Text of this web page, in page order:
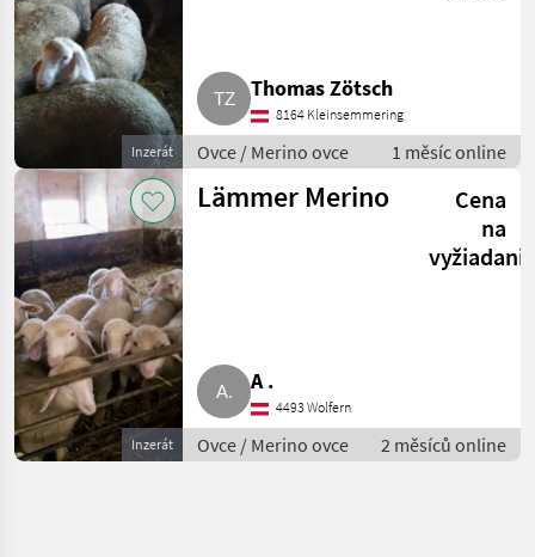
Inzerát
Thomas Zötsch
8164 Kleinsemmering
Ovce / Merino ovce 1 měsíc online
Inzerát
Lämmer Merino
Cena
na
A .
4493 Wolfern
Ovce / Merino ovce 2 měsíců online